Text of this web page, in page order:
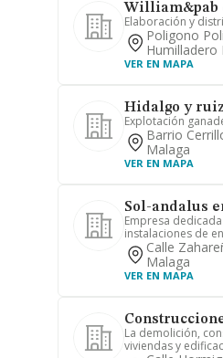
William&pab
Elaboración y
Poligono
Humilladero
VER EN MAPA
Hidalgo y
Explotación
Barrio
Malaga
VER EN MAPA
Sol-andalus
Empresa
instalaciones de
Calle
Malaga
VER EN MAPA
La demolición,
viviendas y